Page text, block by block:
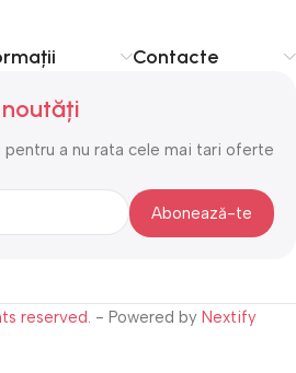
Contacte
a nu rata cele mai tari oferte
reserved. - Powered by Nextify